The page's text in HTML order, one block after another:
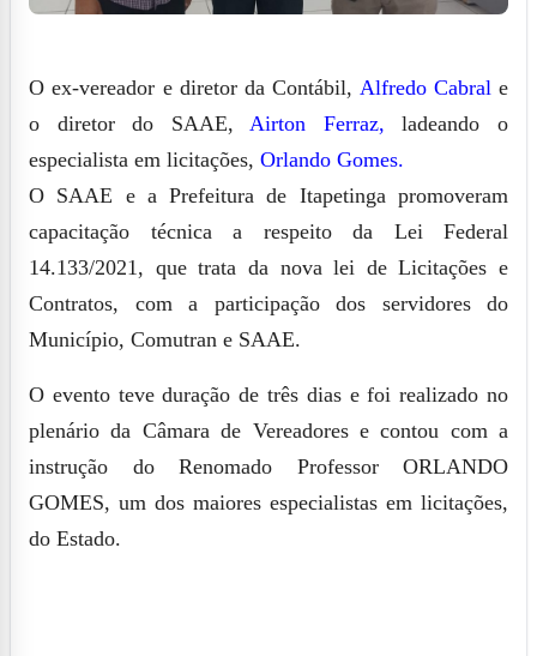
O ex-vereador e diretor da Contábil, Alfredo Cabrale
o diretor do SAAE,Airton Ferraz, ladeando o
especialista em licitações, Orlando Gomes.
O SAAE e a Prefeitura de Itapetinga promoveram
capacitação técnica a respeito da Lei Federal
14.133/2021, que trata da nova lei de Licitações e
Contratos, com a participação dos servidores do
Município, Comutran e SAAE.
O evento teve duração de três dias e foi realizado no
plenário da Câmara de Vereadores e contou com a
instrução do Renomado Professor ORLANDO
GOMES, um dos maiores especialistas em licitações,
do Estado.